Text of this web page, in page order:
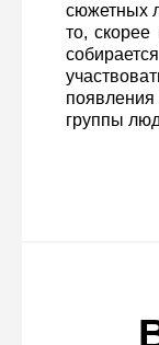
сюжетных
то,
группы